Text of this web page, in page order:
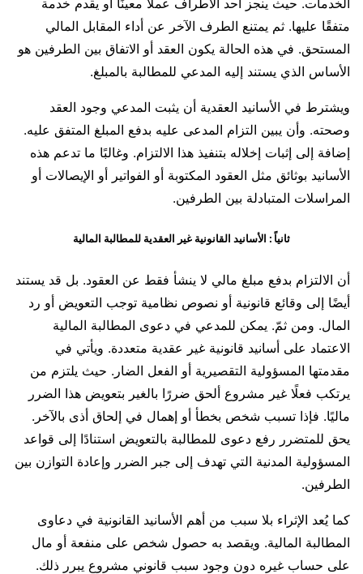
الخدمات. حيث ينجز أحد الأطراف عملاً معينًا أو يقدم خدمة
متفقًا عليها. ثم يمتنع الطرف الآخر عن أداء المقابل المالي
المستحق. في هذه الحالة يكون العقد أو الاتفاق بين الطرفين هو
الأساس الذي يستند إليه المدعي للمطالبة بالمبلغ.
ويشترط في الأسانيد العقدية أن يثبت المدعي وجود العقد
وصحته. وأن يبين التزام المدعى عليه بدفع المبلغ المتفق عليه.
إضافة إلى إثبات إخلاله بتنفيذ هذا الالتزام. وغالبًا ما تدعم هذه
الأسانيد بوثائق مثل العقود المكتوبة أو الفواتير أو الإيصالات أو
المراسلات المتبادلة بين الطرفين.
ثانياً : الأسانيد القانونية غير العقدية للمطالبة المالية
أن الالتزام بدفع مبلغ مالي لا ينشأ فقط عن العقود. بل قد يستند
أيضًا إلى وقائع قانونية أو نصوص نظامية توجب التعويض أو رد
المال. ومن ثمّ. يمكن للمدعي في دعوى المطالبة المالية
الاعتماد على أسانيد قانونية غير عقدية متعددة. ويأتي في
مقدمتها المسؤولية التقصيرية أو الفعل الضار. حيث يلتزم من
يرتكب فعلًا غير مشروع ألحق ضررًا بالغير بتعويض هذا الضرر
ماليًا. فإذا تسبب شخص بخطأ أو إهمال في إلحاق أذى بالآخر.
يحق للمتضرر رفع دعوى للمطالبة بالتعويض استنادًا إلى قواعد
المسؤولية المدنية التي تهدف إلى جبر الضرر وإعادة التوازن بين
الطرفين.
كما يُعد الإثراء بلا سبب من أهم الأسانيد القانونية في دعاوى
المطالبة المالية. ويقصد به حصول شخص على منفعة أو مال
على حساب غيره دون وجود سبب قانوني مشروع يبرر ذلك.